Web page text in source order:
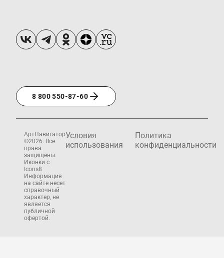
8 800 550-87-60
АртНавигатор
©2026. Все
права
защищены.
Иконки с
Icons8
Информация
на сайте несет
справочный
характер, не
является
публичной
офертой.
Условия
использования
Политика
конфиденциальности